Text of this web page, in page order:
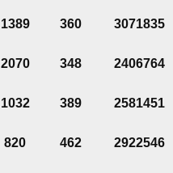
1389 360 3071835
2070 348 2406764
1032 389 2581451
820 462 2922546